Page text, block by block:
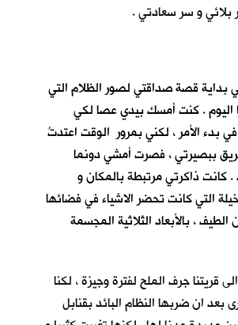
و سر سعادتي .
بداية قصة صداقتي لصور الظلام التي
اليوم . كنت أمسك بيدي عصا لكي
الأمر ، لكني بمرور الوقت اعتدتُ
ببصيرتي ، فصرت أمشي دونما
ذاكرتي مرتبطة بالمكان و
التي كانت تحضر الاشياء في فضائها
الطيف ، بالأبعاد الثلاثية المجسمة
قريتنا جرف الملح لفترة وجيزة ، لكنا
بعد ان ضربها النظام البائد بقنابل